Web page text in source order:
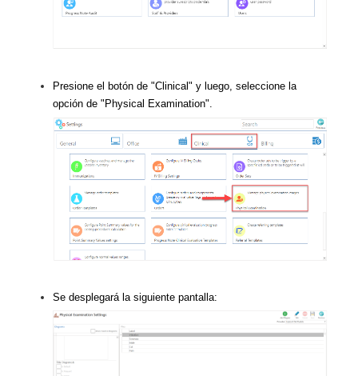
Presione el botón de "Clinical" y luego, seleccione la
opción de "Physical Examination".
Se desplegará la siguiente pantalla: